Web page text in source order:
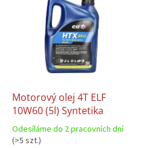
Motorový olej 4T ELF
10W60 (5l) Syntetika
Odesíláme do 2 pracovních dní
(>5 szt.)